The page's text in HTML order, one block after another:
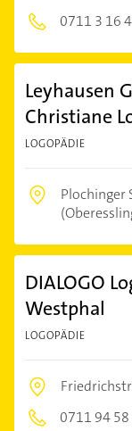
0711 3 16
Leyhausen
Christiane
LOGOPÄDIE
Plochinger
DIALOGO
Westphal
LOGOPÄDIE
0711 94